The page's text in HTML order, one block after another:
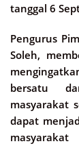
tanggal 6
Pengurus
Soleh,
bersatu
masyarakat
dapat